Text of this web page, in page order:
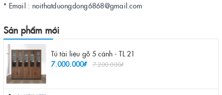
* Email : noithatduongdong6868@gmail.com
Sản phẩm mới
Tủ tài liệu gỗ 5 cánh - TL 21
7.000.000₫
7.200.000₫